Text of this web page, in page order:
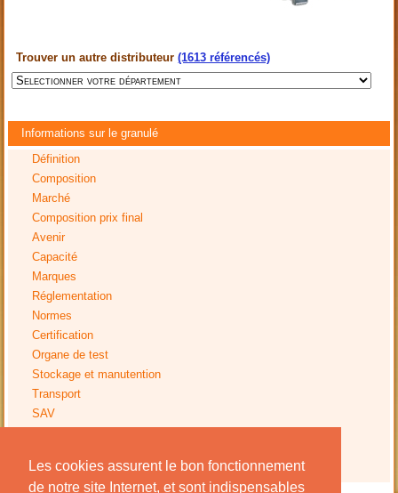
Les cookies assurent le bon fonctionnement
de notre site Internet, et sont indispensables
Trouver un autre distributeur(1613 référencés)
Informations sur le granulé
Définition
Composition
Marché
Composition prix final
Avenir
Capacité
Marques
Réglementation
Normes
Certification
Organe de test
Stockage et manutention
Transport
SAV
Avis installation